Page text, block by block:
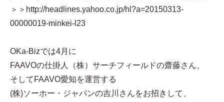
＞＞http://headlines.yahoo.co.jp/hl?a=20150313-
00000019-minkei-l23
OKa-Bizでは4月に
FAAVOの仕掛人（株）サーチフィールドの齋藤さん、
そしてFAAVO愛知を運営する
(株)ソーホー・ジャパンの吉川さんをお招きして、